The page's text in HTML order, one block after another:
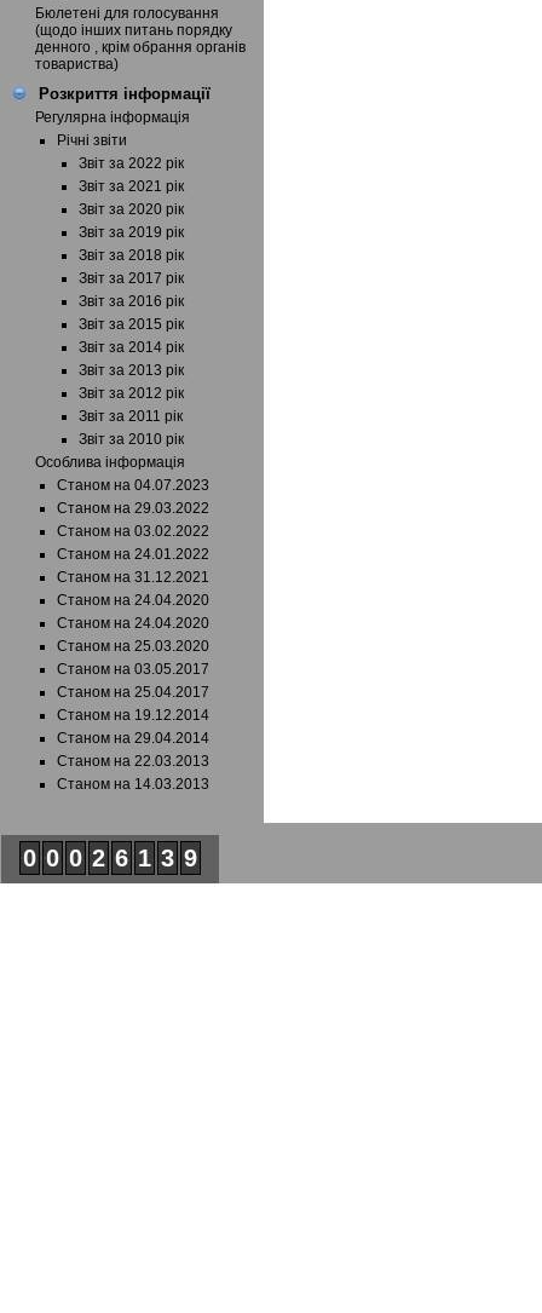
Бюлетені для голосування
(щодо інших питань порядку
денного , крім обрання органів
товариства)
Розкриття інформації
Регулярна інформація
Річні звіти
Звіт за 2022 рік
Звіт за 2021 рік
Звіт за 2020 рік
Звіт за 2019 рік
Звіт за 2018 рік
Звіт за 2017 рік
Звіт за 2016 рік
Звіт за 2015 рік
Звіт за 2014 рік
Звіт за 2013 рік
Звіт за 2012 рік
Звіт за 2011 рік
Звіт за 2010 рік
Особлива інформація
Станом на 04.07.2023
Станом на 29.03.2022
Станом на 03.02.2022
Станом на 24.01.2022
Станом на 31.12.2021
Станом на 24.04.2020
Станом на 24.04.2020
Станом на 25.03.2020
Станом на 03.05.2017
Станом на 25.04.2017
Станом на 19.12.2014
Станом на 29.04.2014
Станом на 22.03.2013
Станом на 14.03.2013
0 0 0 2 6 1 3 9